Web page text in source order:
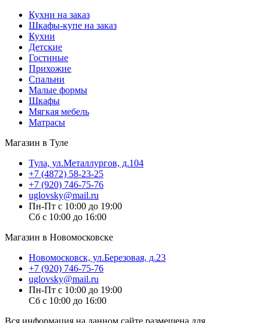
Кухни на заказ
Шкафы-купе на заказ
Кухни
Детские
Гостиные
Прихожие
Спальни
Малые формы
Шкафы
Мягкая мебель
Матрасы
Магазин в Туле
Тула, ул.Металлургов, д.104
+7 (4872) 58-23-25
+7 (920) 746-75-76
uglovsky@mail.ru
Пн-Пт с 10:00 до 19:00
Сб с 10:00 до 16:00
Магазин в Новомосковске
Новомосковск, ул.Березовая, д.23
+7 (920) 746-75-76
uglovsky@mail.ru
Пн-Пт с 10:00 до 19:00
Сб с 10:00 до 16:00
Вся информация на данном сайте размещена для